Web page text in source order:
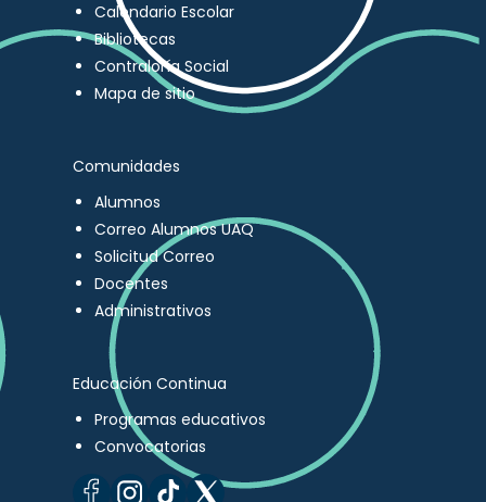
Calendario Escolar
Bibliotecas
Contraloría Social
Mapa de sitio
Comunidades
Alumnos
Correo Alumnos UAQ
Solicitud Correo
Docentes
Administrativos
Educación Continua
Programas educativos
Convocatorias